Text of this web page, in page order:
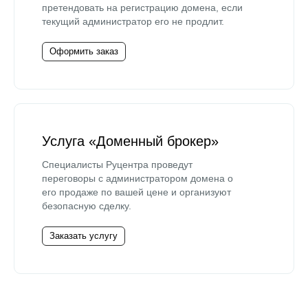
претендовать на регистрацию домена, если
текущий администратор его не продлит.
Оформить заказ
Услуга «Доменный брокер»
Специалисты Руцентра проведут
переговоры с администратором домена о
его продаже по вашей цене и организуют
безопасную сделку.
Заказать услугу